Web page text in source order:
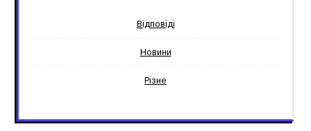
Відповіді
Новини
Різне